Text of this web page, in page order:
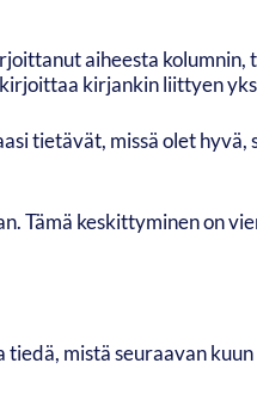
aiheesta kolumnin,
kirjoittaa kirjankin liittyen
tietävät, missä olet hyvä,
Tämä keskittyminen on
mistä seuraavan